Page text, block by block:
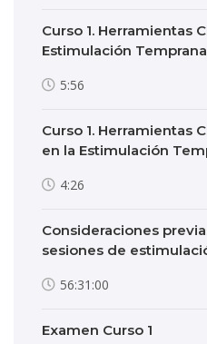
Curso 1. Herramientas
Estimulación Temprana
5:56
Curso 1. Herramientas
en la Estimulación
4:26
Consideraciones
sesiones de
56:31:00
Examen Curso 1